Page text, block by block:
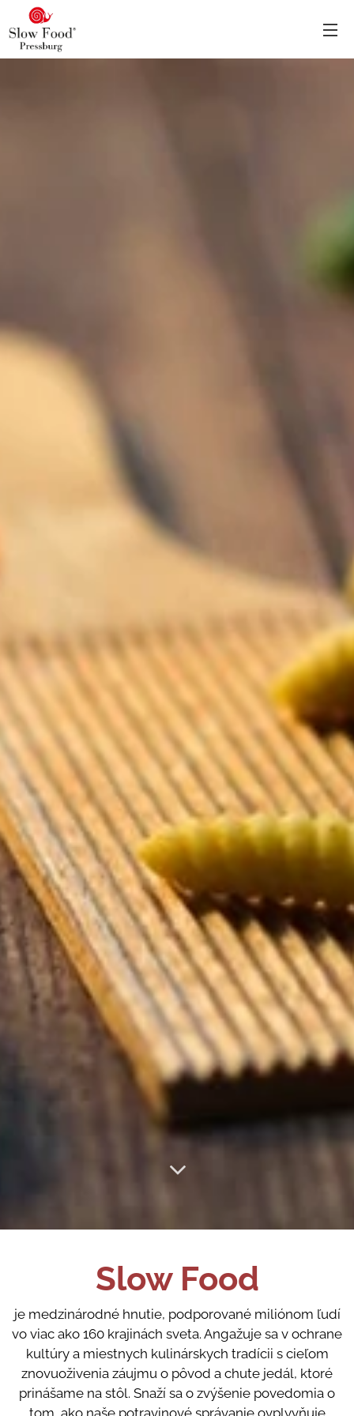
Slow Food
je medzinárodné hnutie, podporované miliónom ľudí
vo viac ako 160 krajinách sveta. Angažuje sa v ochrane
kultúry a miestnych kulinárskych tradícii s cieľom
znovuoživenia záujmu o pôvod a chute jedál, ktoré
prinášame na stôl. Snaží sa o zvýšenie povedomia o
tom, ako naše potravinové správanie ovplyvňuje